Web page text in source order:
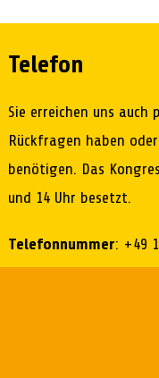
Telefon
Sie erreichen uns auch
Rückfragen haben
benötigen. Das
und 14 Uhr besetzt.
Telefonnummer: +49